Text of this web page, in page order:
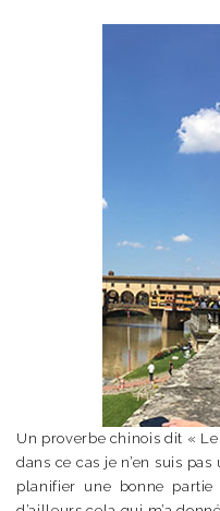
Un proverbe chinois dit «
dans ce cas je n’en suis
planifier une bonne partie